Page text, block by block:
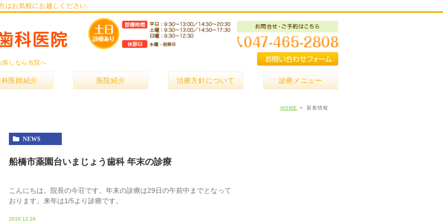
お気軽にお越しください。
探しなら当院へ
医師紹介 医院紹介 治療方針について 診療メニュー
HOME 新着情報
NEWS
船橋市薬園台いまじょう歯科 年末の診療
こんにちは。院長の今荘です。年末の診療は29日の午前中までとなって
おります。来年は1/5より診療です。
2016.12.28